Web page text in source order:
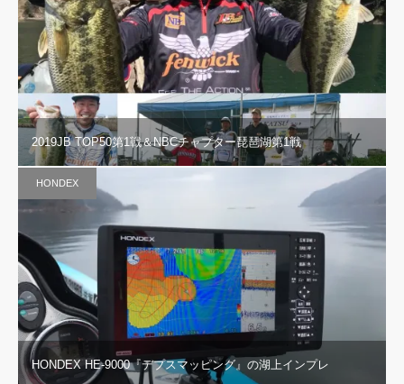
2019JB TOP50第1戦＆NBCチャプター琵琶湖第1戦
HONDEX
HONDEX HE-9000『デプスマッピング』の湖上インプレ